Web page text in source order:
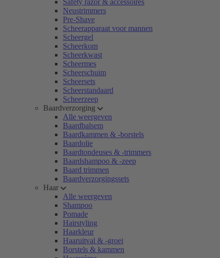
Safety razor & accessoires
Neustrimmers
Pre-Shave
Scheerapparaat voor mannen
Scheergel
Scheerkom
Scheerkwast
Scheermes
Scheerschuim
Scheersets
Scheerstandaard
Scheerzeep
Baardverzorging
Alle weergeven
Baardbalsem
Baardkammen & -borstels
Baardolie
Baardtondeuses & -trimmers
Baardshampoo & -zeep
Baard trimmen
Baardverzorgingssets
Haar
Alle weergeven
Shampoo
Pomade
Hairstyling
Haarkleur
Haaruitval & -groei
Borstels & kammen